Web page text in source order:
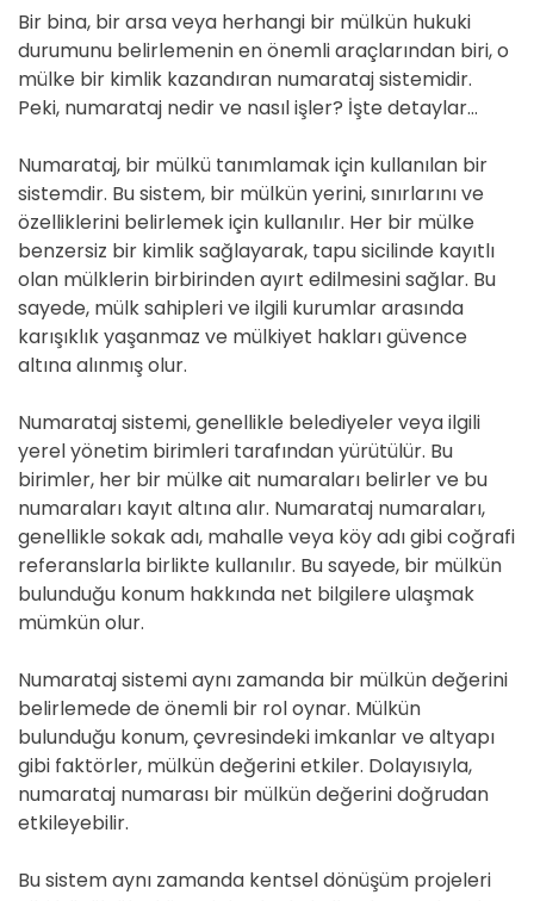
Bir bina, bir arsa veya herhangi bir mülkün hukuki
durumunu belirlemenin en önemli araçlarından biri, o
mülke bir kimlik kazandıran numarataj sistemidir.
Peki, numarataj nedir ve nasıl işler? İşte detaylar…
Numarataj, bir mülkü tanımlamak için kullanılan bir
sistemdir. Bu sistem, bir mülkün yerini, sınırlarını ve
özelliklerini belirlemek için kullanılır. Her bir mülke
benzersiz bir kimlik sağlayarak, tapu sicilinde kayıtlı
olan mülklerin birbirinden ayırt edilmesini sağlar. Bu
sayede, mülk sahipleri ve ilgili kurumlar arasında
karışıklık yaşanmaz ve mülkiyet hakları güvence
altına alınmış olur.
Numarataj sistemi, genellikle belediyeler veya ilgili
yerel yönetim birimleri tarafından yürütülür. Bu
birimler, her bir mülke ait numaraları belirler ve bu
numaraları kayıt altına alır. Numarataj numaraları,
genellikle sokak adı, mahalle veya köy adı gibi coğrafi
referanslarla birlikte kullanılır. Bu sayede, bir mülkün
bulunduğu konum hakkında net bilgilere ulaşmak
mümkün olur.
Numarataj sistemi aynı zamanda bir mülkün değerini
belirlemede de önemli bir rol oynar. Mülkün
bulunduğu konum, çevresindeki imkanlar ve altyapı
gibi faktörler, mülkün değerini etkiler. Dolayısıyla,
numarataj numarası bir mülkün değerini doğrudan
etkileyebilir.
Bu sistem aynı zamanda kentsel dönüşüm projeleri